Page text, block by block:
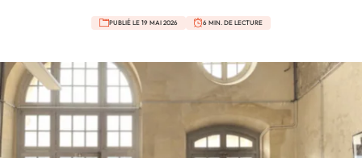
PUBLIÉ LE 19 MAI 2026 6 MIN. DE LECTURE